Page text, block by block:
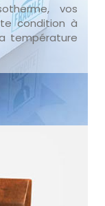
vos
condition à
température